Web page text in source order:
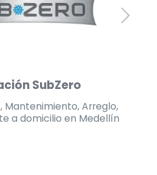
Panasonic
Mantenimiento, Arreglo,
a domicilio en Medellín